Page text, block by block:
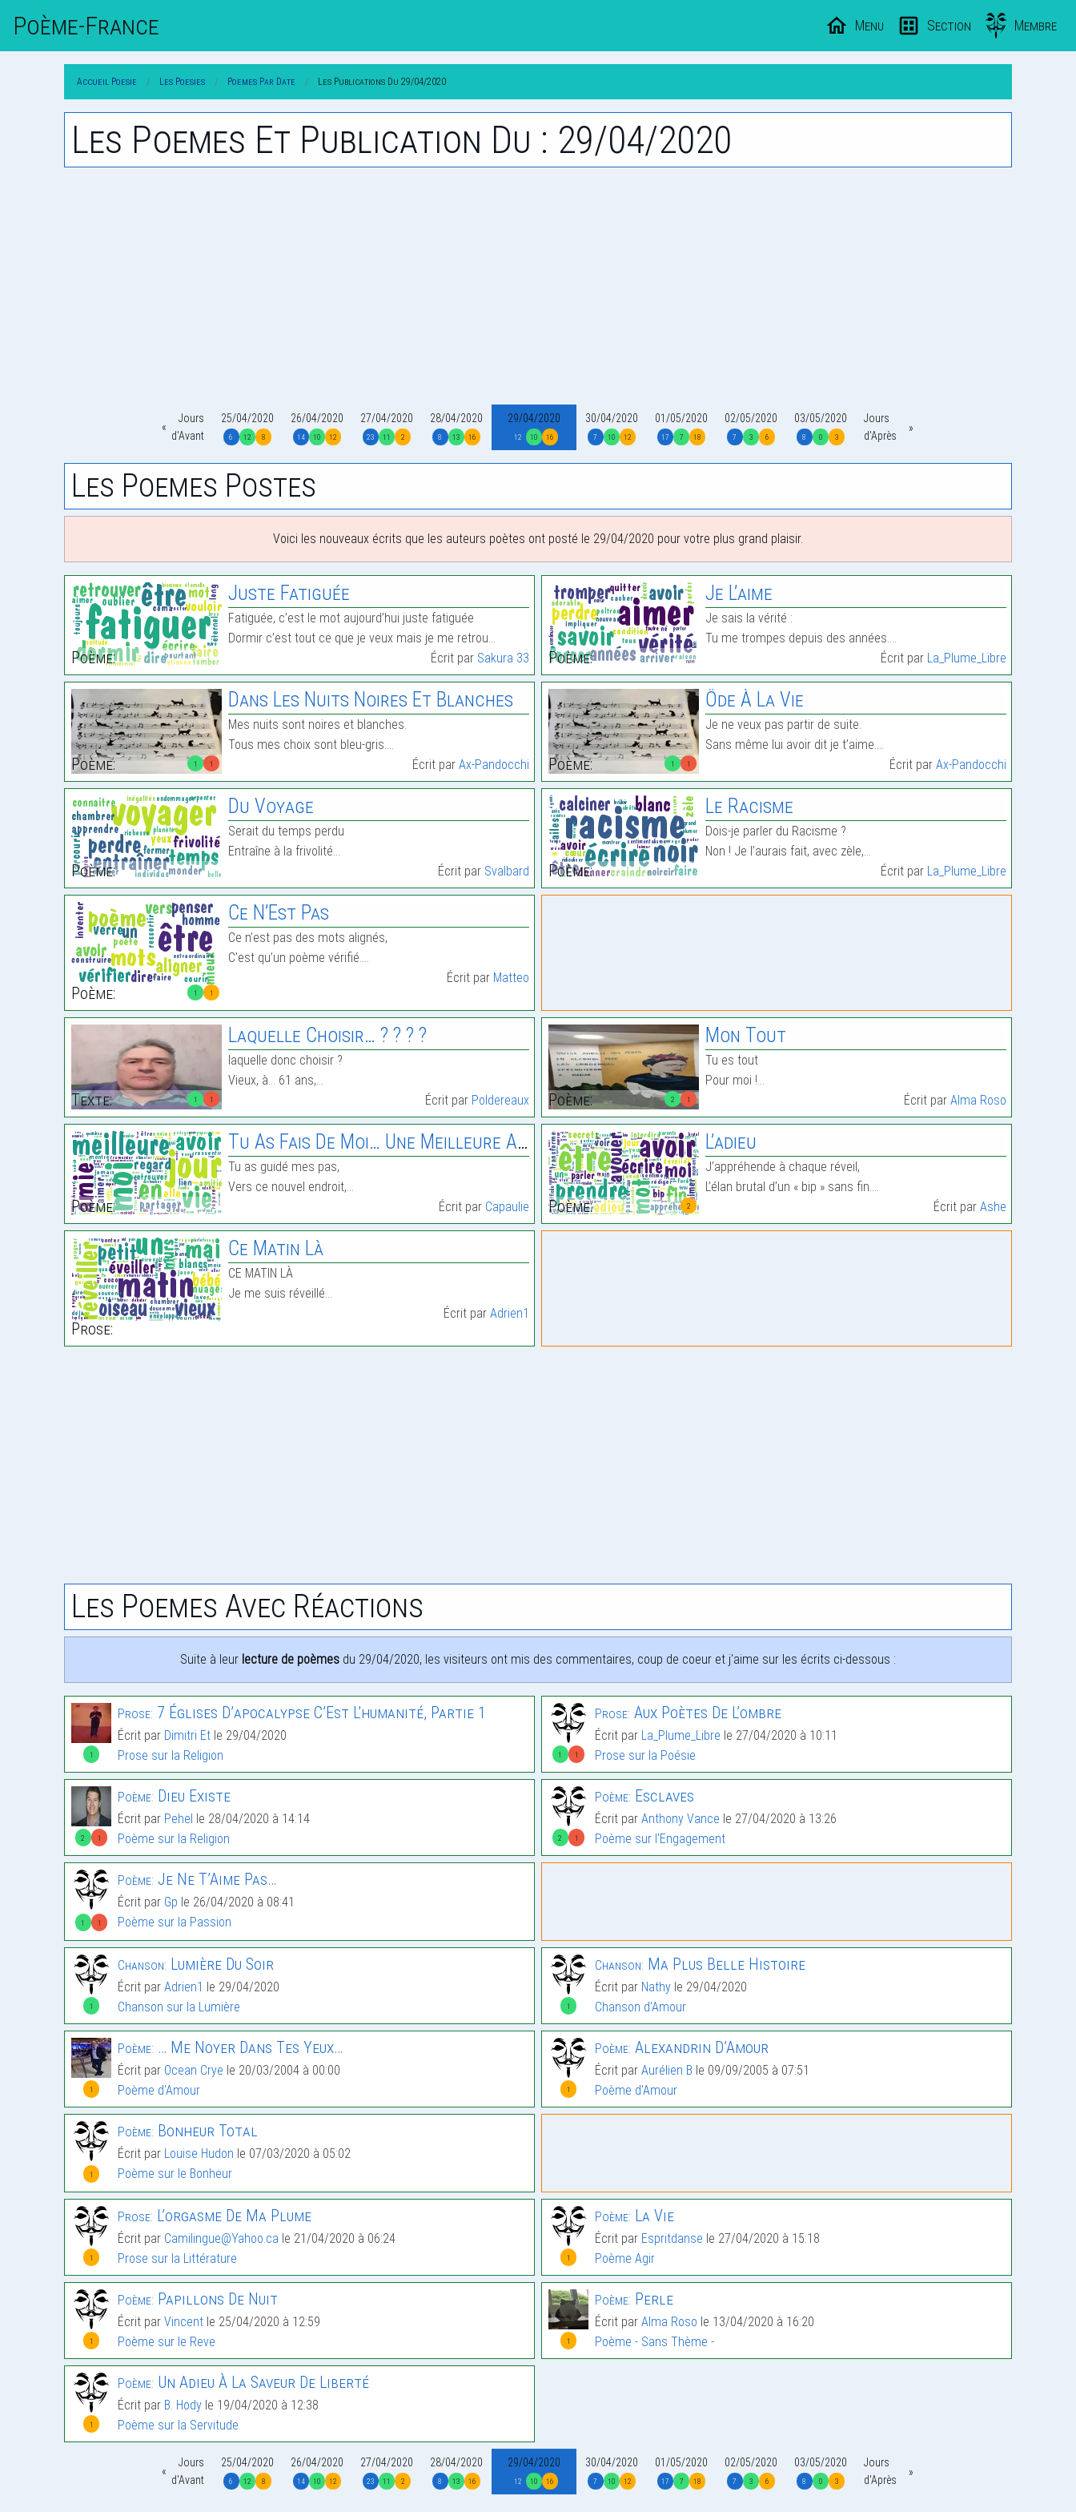
Poème-FrAnce Menu Section Membre
Accueil Poesie Les Poesies Poemes Par Date Les Publications Du 29/04/2020
Les Poemes Et Publication Du : 29/04/2020
Jours
d'Avant
25/04/2020
6 12 8
26/04/2020
14 10 12
27/04/2020
23 11 2
28/04/2020
8 13 16
29/04/2020
12 10 16
30/04/2020
7 10 12
01/05/2020
17 7 18
02/05/2020
7 3 6
03/05/2020
8 0 3
Jours
d'Après
Les Poemes Postes
Voici les nouveaux écrits que les auteurs poètes ont posté le 29/04/2020 pour votre plus grand plaisir.
Poème:
Juste Fatiguée
Fatiguée, c’est le mot aujourd’hui juste fatiguée
Dormir c’est tout ce que je veux mais je me retrou…
Écrit par Sakura 33 Poème:
Je L’aime
Je sais la vérité :
Tu me trompes depuis des années.…
Écrit par La_Plume_Libre
1 1
Poème:
Dans Les Nuits Noires Et Blanches
Mes nuits sont noires et blanches.
Tous mes choix sont bleu-gris.…
Écrit parAx-Pandocchi 1 1
Poème:
Ôde À La Vie
Je ne veux pas partir de suite.
Sans même lui avoir dit je t’aime.…
Écrit parAx-Pandocchi
Poème:
Du Voyage
Serait du temps perdu
Entraîne à la frivolité…
Écrit par Svalbard Poème:
Le Racisme
Dois-je parler du Racisme ?
Non ! Je l’aurais fait, avec zèle,…
Écrit par La_Plume_Libre
1 1
Poème:
Ce N’Est Pas
Ce n’est pas des mots alignés,
C’est qu’un poème vérifié.…
Écrit par Matteo
1 1
Texte:
Laquelle Choisir… ? ? ? ?
laquelle donc choisir ?
Vieux, à… 61 ans,…
Écrit par Poldereaux 2 1
Poème:
Mon Tout
Tu es tout
Pour moi !…
Écrit parAlma Roso
Poème:
Tu As Fais De Moi… Une Meilleure Amie
Tu as guidé mes pas,
Vers ce nouvel endroit,…
Écrit par Capaulie 2
Poème:
L’adieu
J’appréhende à chaque réveil,
L’élan brutal d’un « bip » sans fin.…
Écrit parAshe
Prose:
Ce Matin Là
CE MATIN LÀ
Je me suis réveillé…
Écrit parAdrien1
Les Poemes Avec Réactions
Suite à leur lecture de poèmes du 29/04/2020, les visiteurs ont mis des commentaires, coup de coeur et j'aime sur les écrits ci-dessous :
1
Prose: 7 Églises D’apocalypse C’Est L’humanité, Partie 1
Écrit par Dimitri Et le 29/04/2020
Prose sur la Religion
1 1
Prose: Aux Poètes De L’ombre
Écrit par La_Plume_Libre le 27/04/2020 à 10:11
Prose sur la Poésie
2 1
Poème: Dieu Existe
Écrit par Pehel
le 28/04/2020 à 14:14
Poème sur la Religion
2 1
Poème: Esclaves
Écrit par Anthony Vance le 27/04/2020 à 13:26
Poème sur l'Engagement
1 1
Poème: Je Ne T’Aime Pas…
Écrit par Gp le 26/04/2020 à 08:41
Poème sur la Passion
1
Chanson: Lumière Du Soir
Écrit par Adrien1 le 29/04/2020
Chanson sur la Lumière
1
Chanson: Ma Plus Belle Histoire
Écrit par Nathy le 29/04/2020
Chanson d'Amour
1
Poème: … Me Noyer Dans Tes Yeux…
Écrit par Ocean Crye le 20/03/2004 à 00:00
Poème d'Amour
1
Poème: Alexandrin D’Amour
Écrit par Aurélien B le 09/09/2005 à 07:51
Poème d'Amour
1
Poème: Bonheur Total
Écrit par Louise Hudon le 07/03/2020 à 05:02
Poème sur le Bonheur
1
Prose: L’orgasme De Ma Plume
Écrit par Camilingue@Yahoo.ca le 21/04/2020 à 06:24
Prose sur la Littérature
1
Poème: La Vie
Écrit par Espritdanse le 27/04/2020 à 15:18
Poème Agir
1
Poème: Papillons De Nuit
Écrit par Vincent le 25/04/2020 à 12:59
Poème sur le Reve
1
Poème: Perle
Écrit par Alma Roso le 13/04/2020 à 16:20
Poème - Sans Thème -
1
Poème: Un Adieu À La Saveur De Liberté
Écrit par B. Hody le 19/04/2020 à 12:38
Poème sur la Servitude
Jours
d'Avant
25/04/2020
6 12 8
26/04/2020
14 10 12
27/04/2020
23 11 2
28/04/2020
8 13 16
29/04/2020
12 10 16
30/04/2020
7 10 12
01/05/2020
17 7 18
02/05/2020
7 3 6
03/05/2020
8 0 3
Jours
d'Après